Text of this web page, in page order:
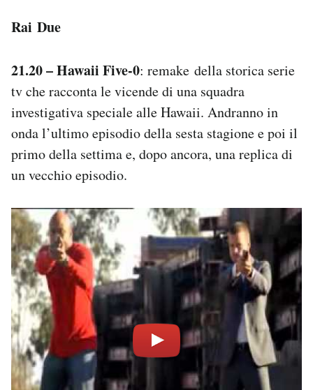
Rai Due
21.20 – Hawaii Five-0: remake della storica serie
tv che racconta le vicende di una squadra
investigativa speciale alle Hawaii. Andranno in
onda l’ultimo episodio della sesta stagione e poi il
primo della settima e, dopo ancora, una replica di
un vecchio episodio.